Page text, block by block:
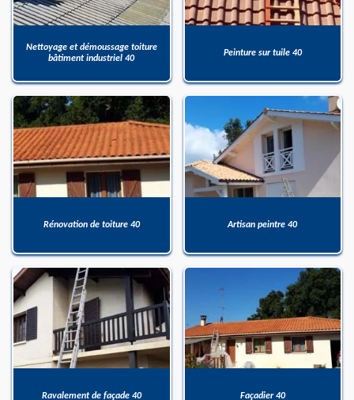
Nettoyage et démoussage toiture
bâtiment industriel 40
Peinture sur tuile 40
Rénovation de toiture 40 Artisan peintre 40
Ravalement de façade 40 Façadier 40